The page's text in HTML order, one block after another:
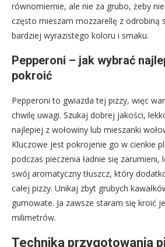
równomiernie, ale nie za grubo, żeby nie
często mieszam mozzarellę z odrobiną
bardziej wyrazistego koloru i smaku.
Pepperoni – jak wybrać
pokroić
Pepperoni to gwiazda tej pizzy, więc
chwilę uwagi. Szukaj dobrej jakości,
najlepiej z wołowiny lub mieszanki
Kluczowe jest pokrojenie go w cienkie
podczas pieczenia ładnie się zarumieni,
swój aromatyczny tłuszcz, który
całej pizzy. Unikaj zbyt grubych
gumowate. Ja zawsze staram się kroić
milimetrów.
Technika przygotowania